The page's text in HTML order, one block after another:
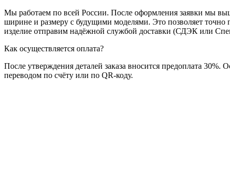
Мы работаем по всей России. После оформления заявки мы
ширине и размеру с будущими моделями. Это позволяет точно
изделие отправим надёжной службой доставки (СДЭК или
Как осуществляется оплата?
После утверждения деталей заказа вносится предоплата
переводом по счёту или по QR-коду.